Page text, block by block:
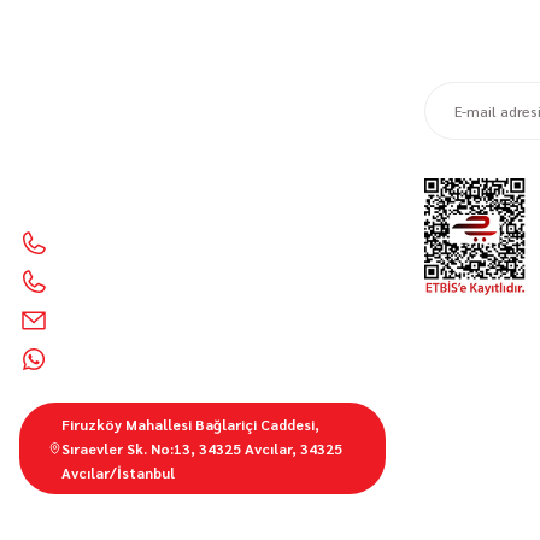
Firuzköy Mahallesi Bağlariçi Caddesi,
Sıraevler Sk. No:13, 34325 Avcılar, 34325
Avcılar/İstanbul